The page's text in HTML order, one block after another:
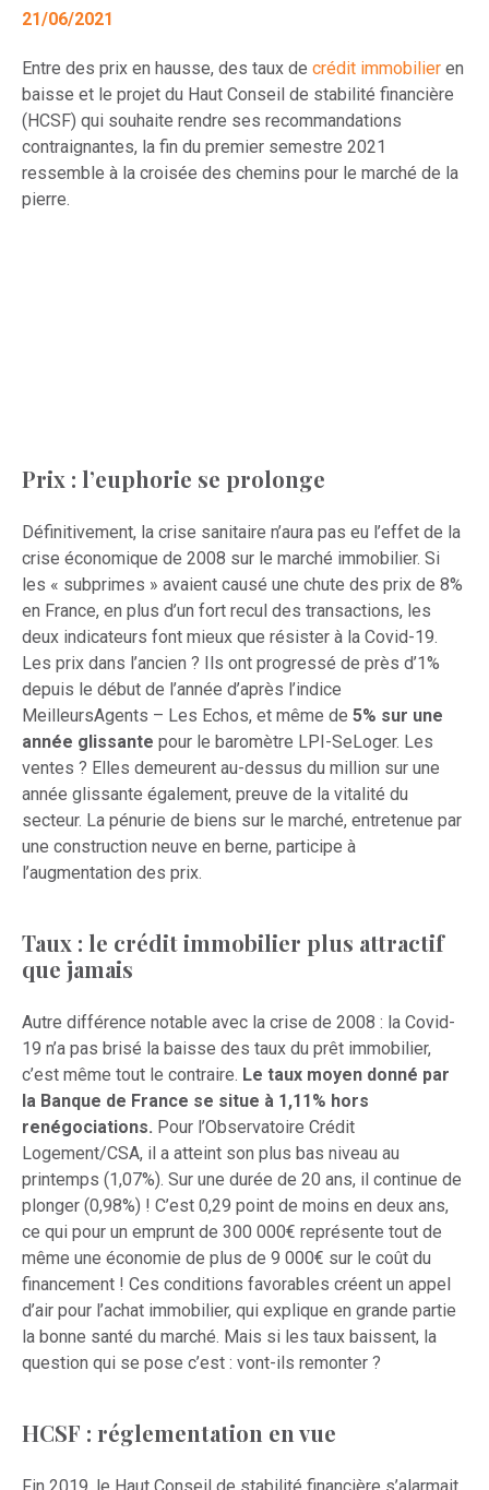
21/06/2021
Entre des prix en hausse, des taux de crédit immobilier en
baisse et le projet du Haut Conseil de stabilité financière
(HCSF) qui souhaite rendre ses recommandations
contraignantes, la fin du premier semestre 2021
ressemble à la croisée des chemins pour le marché de la
pierre.
Prix : l’euphorie se prolonge
Définitivement, la crise sanitaire n’aura pas eu l’effet de la
crise économique de 2008 sur le marché immobilier. Si
les « subprimes » avaient causé une chute des prix de 8%
en France, en plus d’un fort recul des transactions, les
deux indicateurs font mieux que résister à la Covid-19.
Les prix dans l’ancien ? Ils ont progressé de près d’1%
depuis le début de l’année d’après l’indice
MeilleursAgents – Les Echos, et même de 5% sur une
année glissante pour le baromètre LPI-SeLoger. Les
ventes ? Elles demeurent au-dessus du million sur une
année glissante également, preuve de la vitalité du
secteur. La pénurie de biens sur le marché, entretenue par
une construction neuve en berne, participe à
l’augmentation des prix.
Taux : le crédit immobilier plus attractif
que jamais
Autre différence notable avec la crise de 2008 : la Covid-
19 n’a pas brisé la baisse des taux du prêt immobilier,
c’est même tout le contraire. Le taux moyen donné par
la Banque de France se situe à 1,11% hors
renégociations. Pour l’Observatoire Crédit
Logement/CSA, il a atteint son plus bas niveau au
printemps (1,07%). Sur une durée de 20 ans, il continue de
plonger (0,98%) ! C’est 0,29 point de moins en deux ans,
ce qui pour un emprunt de 300 000€ représente tout de
même une économie de plus de 9 000€ sur le coût du
financement ! Ces conditions favorables créent un appel
d’air pour l’achat immobilier, qui explique en grande partie
la bonne santé du marché. Mais si les taux baissent, la
question qui se pose c’est : vont-ils remonter ?
HCSF : réglementation en vue